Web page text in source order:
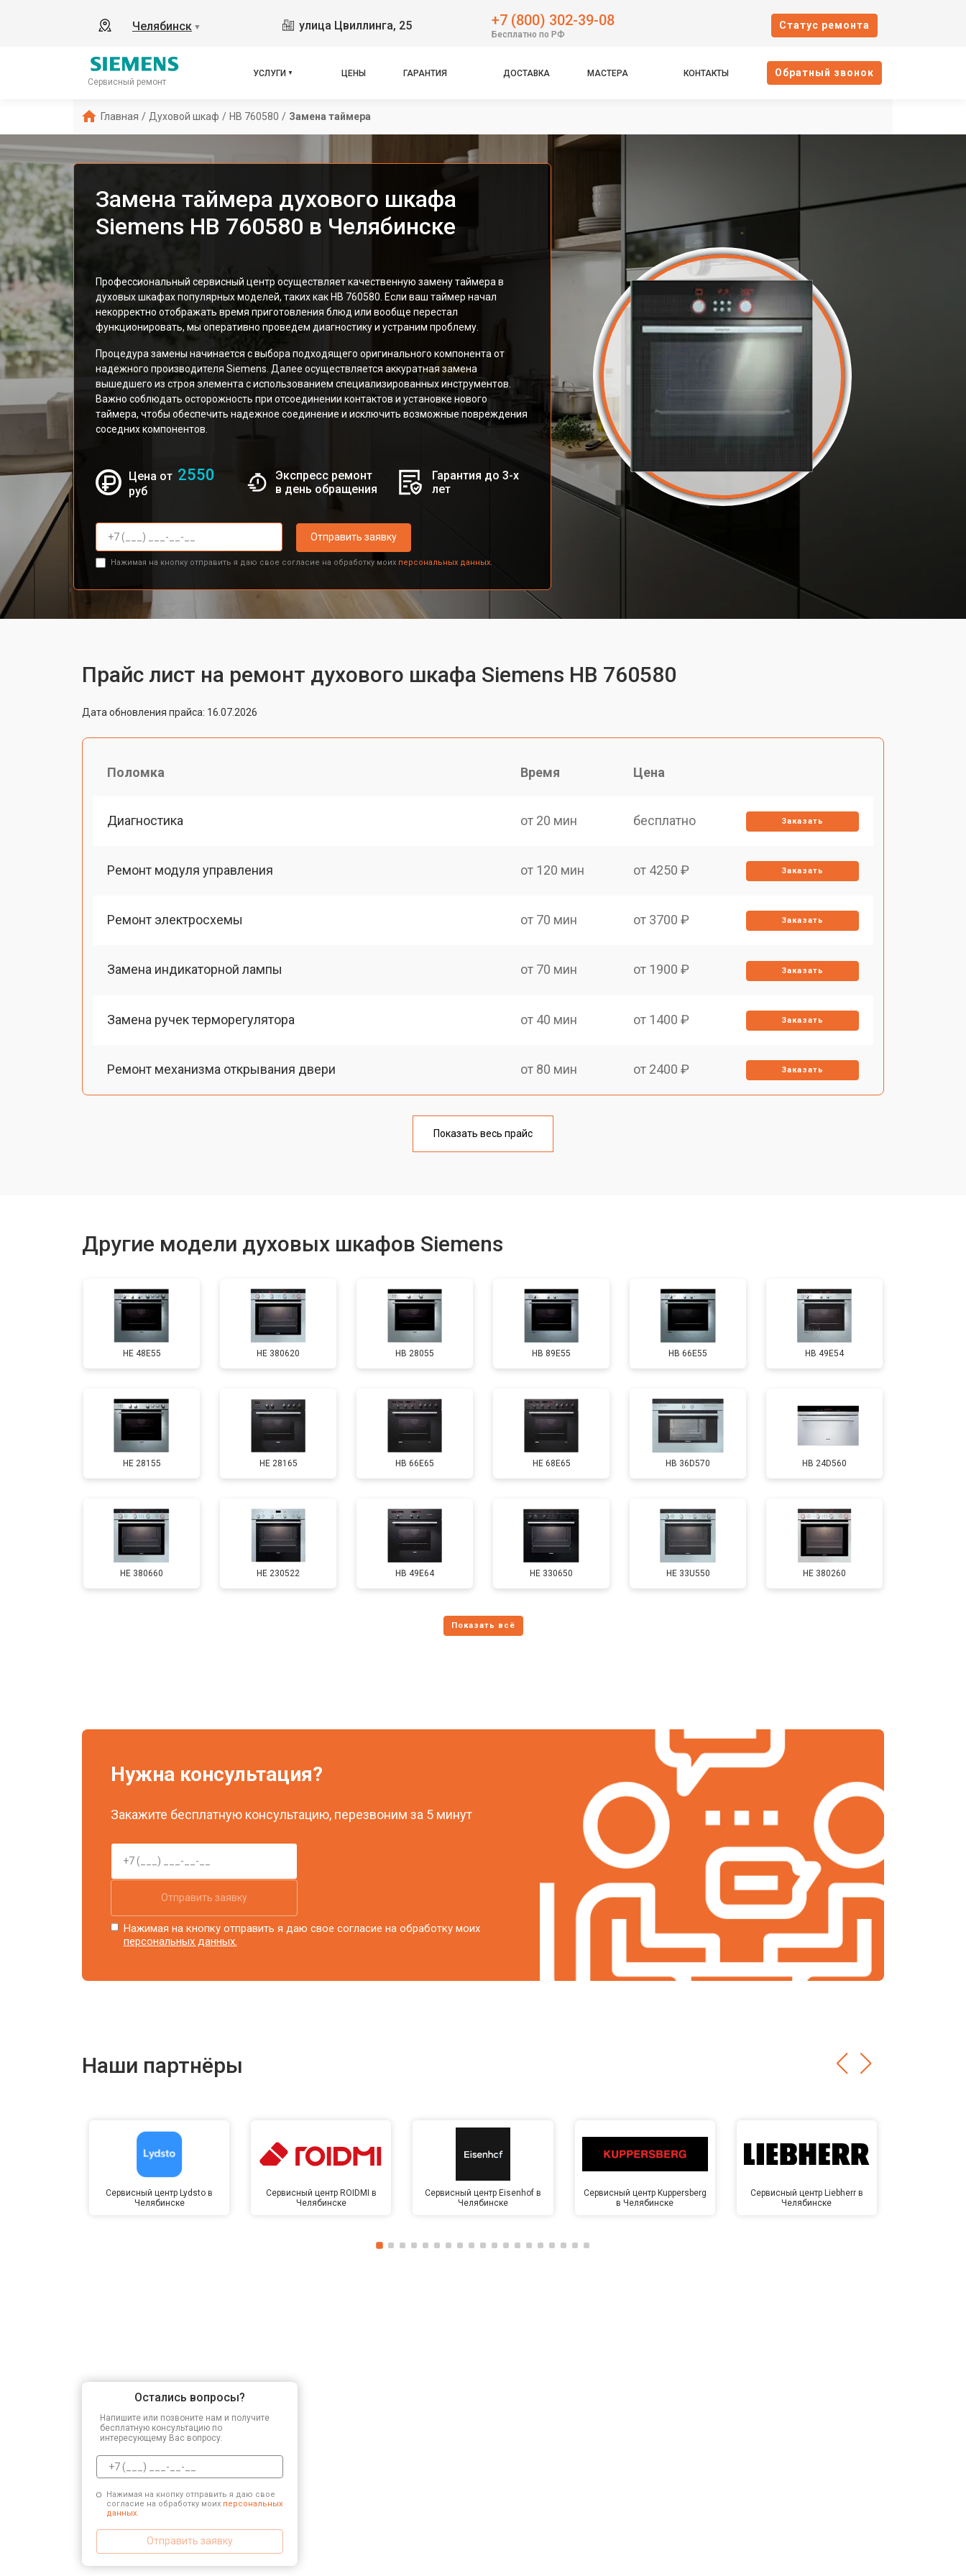
Челябинск ▼ улица Цвиллинга, 25 +7 (800) 302-39-08
Бесплатно по РФ
Cтатус ремонта
Сервисный ремонт
УСЛУГИ ЦЕНЫ ГАРАНТИЯ ДОСТАВКА МАСТЕРА КОНТАКТЫ Oбратный звонок
Главная / Духовой шкаф / HB 760580 / Замена таймера
Замена таймера духового шкафа
Siemens HB 760580 в Челябинске
Профессиональный сервисный центр осуществляет качественную замену таймера в
духовых шкафах популярных моделей, таких как HB 760580. Если ваш таймер начал
некорректно отображать время приготовления блюд или вообще перестал
функционировать, мы оперативно проведем диагностику и устраним проблему.
Процедура замены начинается с выбора подходящего оригинального компонента от
надежного производителя Siemens. Далее осуществляется аккуратная замена
вышедшего из строя элемента с использованием специализированных инструментов.
Важно соблюдать осторожность при отсоединении контактов и установке нового
таймера, чтобы обеспечить надежное соединение и исключить возможные повреждения
соседних компонентов.
Цена от 2550
руб
Экспресс ремонт
в день обращения
Гарантия до 3-х
лет
Отправить заявку
Нажимая на кнопку отправить я даю свое согласие на обработку моих персональных данных.
Прайс лист на ремонт духового шкафа Siemens HB 760580
Дата обновления прайса: 16.07.2026
Поломка Время Цена
Диагностика от 20 мин бесплатно Заказать
Ремонт модуля управления от 120 мин от 4250 ₽ Заказать
Ремонт электросхемы от 70 мин от 3700 ₽ Заказать
Замена индикаторной лампы от 70 мин от 1900 ₽ Заказать
Замена ручек терморегулятора от 40 мин от 1400 ₽ Заказать
Ремонт механизма открывания двери от 80 мин от 2400 ₽ Заказать
от 60 мин
Показать весь прайс
Другие модели духовых шкафов Siemens
HE 48E55 HE 380620 HB 28055 HB 89E55 HB 66E55 HB 49E54
HE 28155 HE 28165 HB 66E65 HE 68E65 HB 36D570 HB 24D560
HE 380660 HE 230522 HB 49E64 HE 330650 HE 33U550 HE 380260
Нужна консультация?
Закажите бесплатную консультацию, перезвоним за 5 минут
Отправить заявку
Нажимая на кнопку отправить я даю свое согласие на обработку моих
персональных данных.
Наши партнёры
Сервисный центр Lydsto в
Челябинске
Сервисный центр ROIDMI в
Челябинске
Сервисный центр Eisenhof в
Челябинске
Сервисный центр Kuppersberg
в Челябинске
Сервисный центр Liebherr в
Челябинске
Остались вопросы?
Напишите или позвоните нам и получите
бесплатную консультацию по
интересующему Вас вопросу.
Нажимая на кнопку отправить я даю свое
согласие на обработку моих персональных
данных.
Отправить заявку